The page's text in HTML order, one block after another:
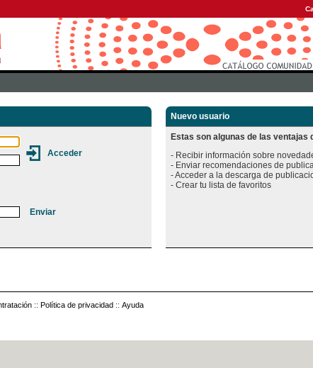
Nuevo usuario
Estas son algunas de las
- Recibir información sobre
- Enviar recomendaciones de
- Acceder a la descarga de
:: Política de privacidad :: Ayuda